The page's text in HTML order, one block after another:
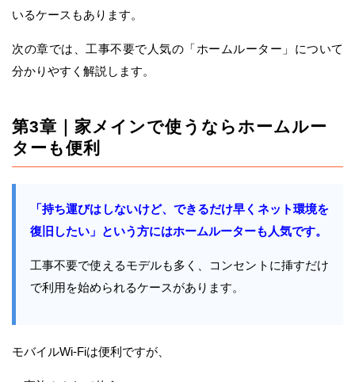
いるケースもあります。
次の章では、工事不要で人気の「ホームルーター」について
分かりやすく解説します。
第3章｜家メインで使うならホームルー
ターも便利
「持ち運びはしないけど、できるだけ早くネット環境を
復旧したい」という方にはホームルーターも人気です。
工事不要で使えるモデルも多く、コンセントに挿すだけ
で利用を始められるケースがあります。
モバイルWi-Fiは便利ですが、